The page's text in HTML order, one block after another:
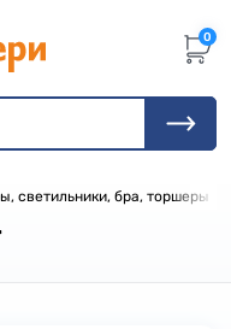
0
светильники, бра, торшеры